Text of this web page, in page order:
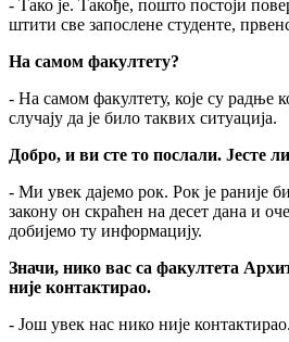
- Тако је. Такође, пошто постоји
штити све запослене студенте,
На самом факултету?
- На самом факултету, које су радње
случају да је било таквих ситуација.
Добро, и ви сте то послали. Јесте
- Ми увек дајемо рок. Рок је раније
закону он скраћен на десет дана и
добијемо ту информацију.
Значи, нико вас са факултета
није контактирао.
- Још увек нас нико није контактирао.